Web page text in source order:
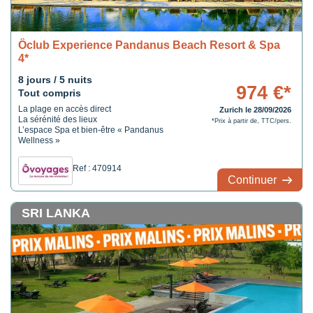
Ôclub Experience Pandanus Beach Resort & Spa
4*
8 jours / 5 nuits
Tout compris
La plage en accès direct
La sérénité des lieux
L’espace Spa et bien-être « Pandanus
Wellness »
Ref : 470914
974 €*
Zurich le 28/09/2026
*Prix à partir de, TTC/pers.
Continuer
SRI LANKA